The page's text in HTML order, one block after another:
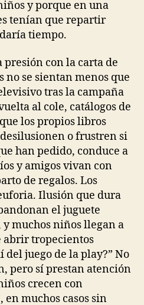
y porque en una
tenían que repartir
tiempo.
presión con la carta de
no se sientan menos que
tras la campaña
al cole, catálogos de
los propios libros
o frustren si
han pedido, conduce a
y amigos vivan con
de regalos. Los
Ilusión que dura
el juguete
muchos niños llegan a
abrir tropecientos
del juego de la play?” No
pero sí prestan atención
crecen con
en muchos casos sin